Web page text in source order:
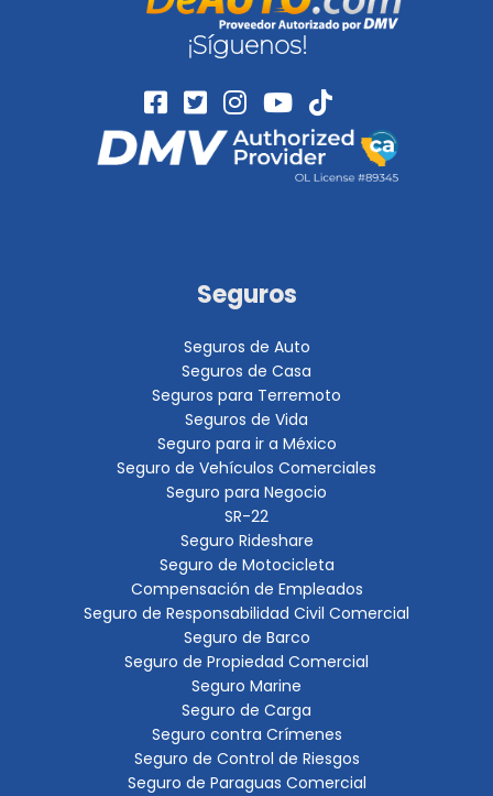
¡Síguenos!
Seguros
Seguros de Auto
Seguros de Casa
Seguros para Terremoto
Seguros de Vida
Seguro para ir a México
Seguro de Vehículos Comerciales
Seguro para Negocio
SR-22
Seguro Rideshare
Seguro de Motocicleta
Compensación de Empleados
Seguro de Responsabilidad Civil Comercial
Seguro de Barco
Seguro de Propiedad Comercial
Seguro Marine
Seguro de Carga
Seguro contra Crímenes
Seguro de Control de Riesgos
Seguro de Paraguas Comercial